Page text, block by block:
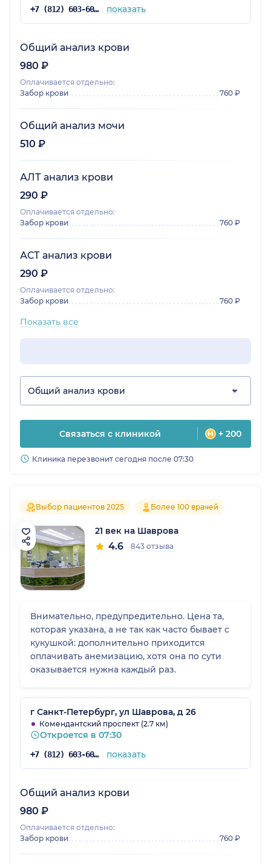
+7 (812) 603-60-42 показать
Общий анализ крови
980 ₽
Оплачивается отдельно:
Забор крови
760 ₽
Общий анализ мочи
510 ₽
АЛТ анализ крови
290 ₽
Оплачивается отдельно:
Забор крови
760 ₽
АСТ анализ крови
290 ₽
Оплачивается отдельно:
Забор крови
760 ₽
Показать все
Общий анализ крови
Связаться с клиникой + 200
Клиника перезвонит сегодня после 07:30
Выбор пациентов 2025 Более 100 врачей
21 век на Шаврова
4.6 843 отзыва
Внимательно, предупредительно. Цена та,
которая указана, а не так как часто бывает с
кукушкой: дополнительно приходится
оплачивать анемизацию, хотя она по сути
оказывается нужна каждый раз.
г Санкт-Петербург, ул Шаврова, д 26
Комендантский проспект (2.7 км)
Откроется в 07:30
+7 (812) 603-60-42 показать
Общий анализ крови
980 ₽
Оплачивается отдельно:
Забор крови
760 ₽